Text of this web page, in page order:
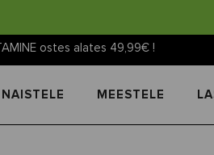
ostes alates 49,99€ !
NAISTELE MEESTELE